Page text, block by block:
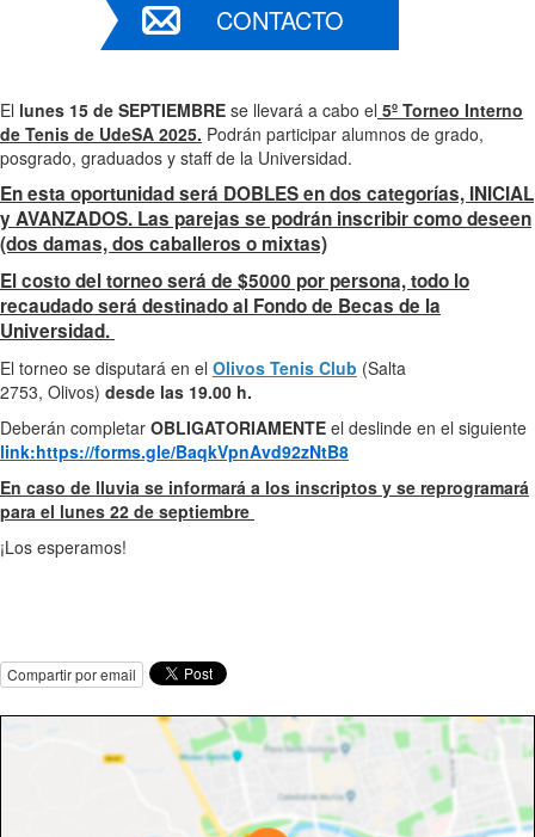
CONTACTO
El lunes 15 de SEPTIEMBRE se llevará a cabo el 5º Torneo Interno
de Tenis de UdeSA 2025. Podrán participar alumnos de grado,
posgrado, graduados y staff de la Universidad.
En esta oportunidad será DOBLES en dos categorías, INICIAL
y AVANZADOS. Las parejas se podrán inscribir como deseen
(dos damas, dos caballeros o mixtas)
El costo del torneo será de $5000 por persona, todo lo
recaudado será destinado al Fondo de Becas de la
Universidad.
El torneo se disputará en el Olivos Tenis Club (Salta
2753, Olivos) desde las 19.00 h.
Deberán completar OBLIGATORIAMENTE el deslinde en el siguiente
link:https://forms.gle/BaqkVpnAvd92zNtB8
En caso de lluvia se informará a los inscriptos y se reprogramará
para el lunes 22 de septiembre
¡Los esperamos!
Compartir por email